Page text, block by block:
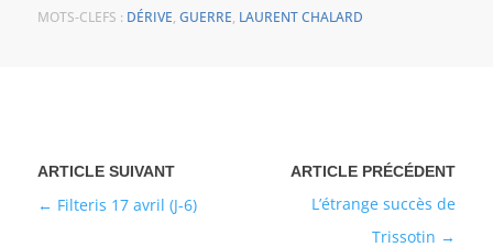
MOTS-CLEFS : DÉRIVE, GUERRE, LAURENT CHALARD
L’étrange succès de
Trissotin
Filteris 17 avril (J-6)